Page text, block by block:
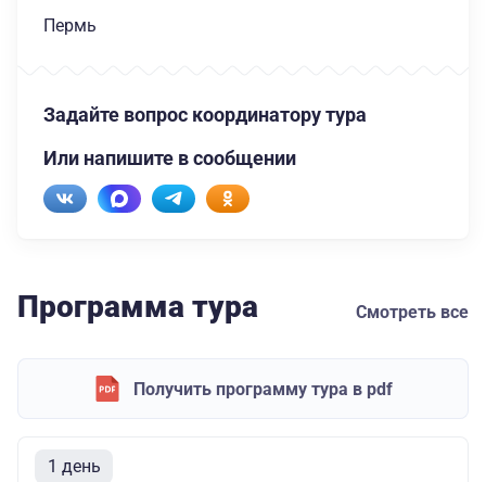
Пермь
Задайте вопрос координатору тура
Или напишите в сообщении
Программа тура Смотреть все
Получить программу тура в pdf
1 день